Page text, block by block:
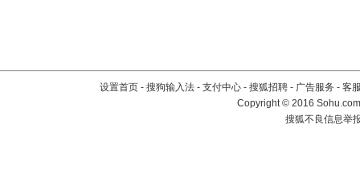
设置首页 - 搜狗输入法 - 支付中心 - 搜狐招聘 - 广告服务 - 客
Copyright©2016
搜狐不良信息举